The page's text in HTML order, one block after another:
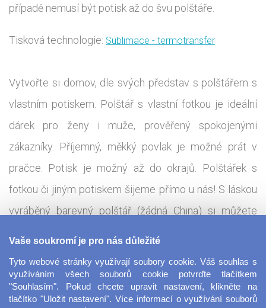
případě nemusí být potisk až do švu polštáře.
Tisková technologie: Sublimace - termotransfer
Vytvořte si domov, dle svých představ s polštářem s
vlastním potiskem. Polštář s vlastní fotkou je ideální
dárek pro ženy i muže, prověřený spokojenými
zákazníky. Příjemný, měkký povlak je možné prát v
pračce. Potisk je možný až do okrajů. Polštářek s
fotkou či jiným potiskem šijeme přímo u nás! S láskou
vyráběný barevný polštář (žádná China) si můžete
vkládejte své fotky, obrázky, nápisy - cokoliv jen
chcete nebo si vyberte některý z našich krásných
Vaše soukromí je pro nás důležité
Tyto webové stránky využívají soubory cookie. Váš souhlas s
využíváním všech souborů cookie potvrďte tlačítkem
"Souhlasím". Pokud chcete upravit nastavení, klikněte na
tlačítko "Uložit nastavení". Více informací o využívání souborů